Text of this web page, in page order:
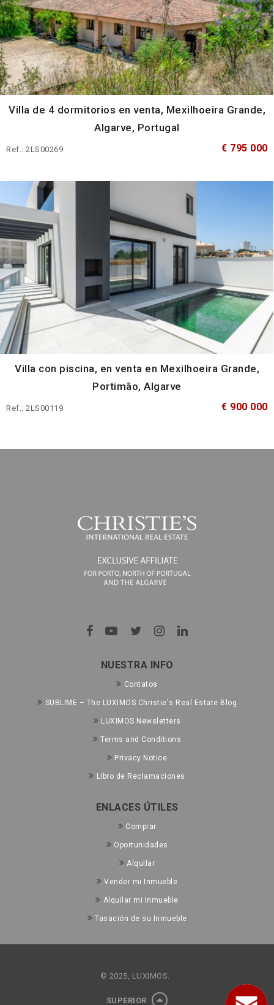
Villa de 4 dormitorios en venta, Mexilhoeira Grande,
Algarve, Portugal
Ref.: 2LS00269 € 795 000
Villa con piscina, en venta en Mexilhoeira Grande,
Portimão, Algarve
Ref.: 2LS00119 € 900 000
NUESTRA INFO
Contatos
SUBLIME – The LUXIMOS Christie's Real Estate Blog
LUXIMOS Newsletters
Terms and Conditions
Privacy Notice
Libro de Reclamaciones
ENLACES ÚTILES
Comprar
Oportunidades
Alquilar
Vender mi Inmueble
Alquilar mi Inmueble
Tasación de su Inmueble
© 2025, LUXIMOS.
SUPERIOR